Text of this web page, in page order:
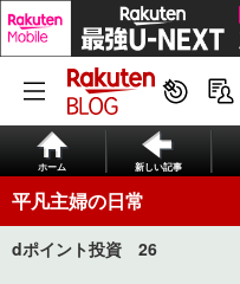
ホーム 新しい記事
平凡主婦の日常
dポイント投資 26